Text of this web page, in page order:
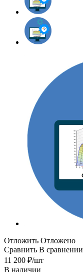
Отложить Отложено
Сравнить В сравнении
11 200 ₽/шт
В наличии